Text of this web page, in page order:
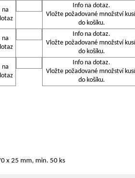
na
Info na dotaz.
Vložte požadované množství
do košíku.
na
Info na dotaz.
Vložte požadované množství
do košíku.
na
Info na dotaz.
Vložte požadované množství
do košíku.
x 25 mm, min. 50 ks